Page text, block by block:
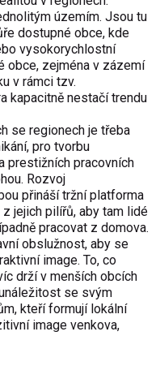
územím. Jsou tu
dostupné obce, kde
vysokorychlostní
obce, zejména v zázemí
v rámci tzv.
kapacitně nestačí trendu
se regionech je třeba
pro tvorbu
prestižních pracovních
Rozvoj
přináší tržní platforma
jejich pilířů, aby tam lidé
pracovat z domova.
obslužnost, aby se
image. To, co
drží v menších obcích
se svým
kteří formují lokální
image venkova,